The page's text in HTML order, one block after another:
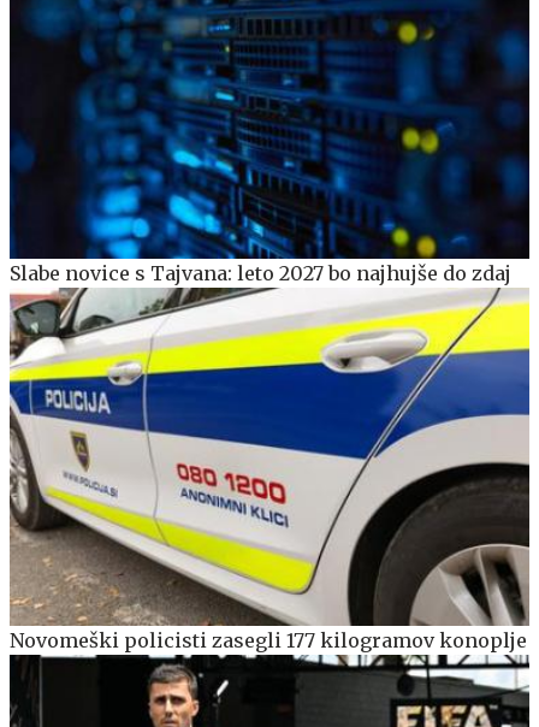
Slabe novice s Tajvana: leto 2027 bo najhujše do zdaj
Novomeški policisti zasegli 177 kilogramov konoplje